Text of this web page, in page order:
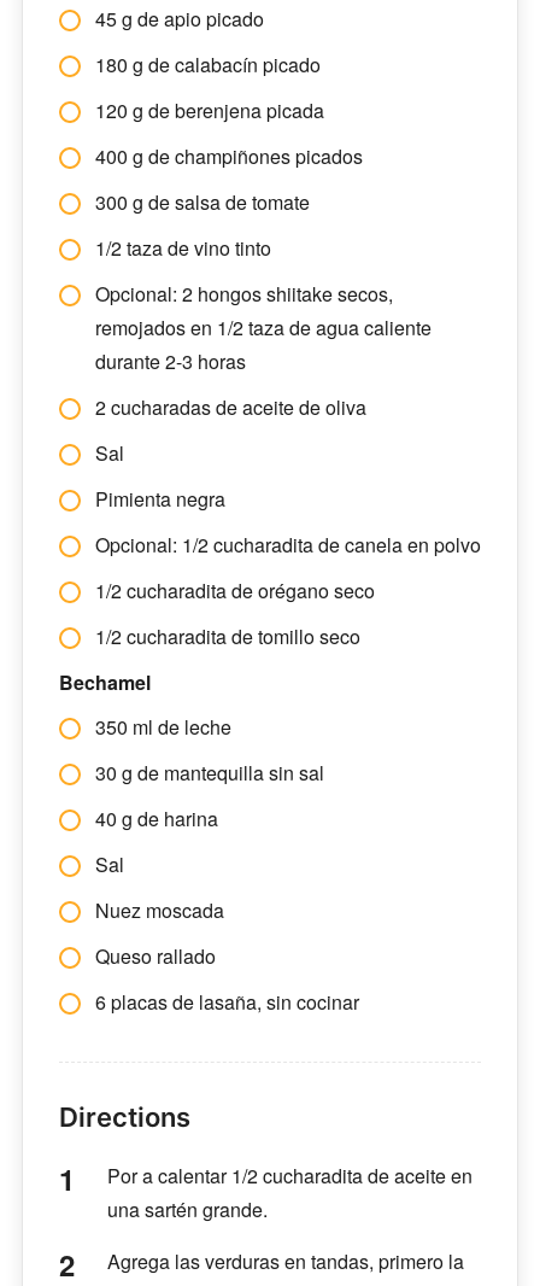
45 g de apio picado
180 g de calabacín picado
120 g de berenjena picada
400 g de champiñones picados
300 g de salsa de tomate
1/2 taza de vino tinto
Opcional: 2 hongos shiitake secos,
remojados en 1/2 taza de agua caliente
durante 2-3 horas
2 cucharadas de aceite de oliva
Sal
Pimienta negra
Opcional: 1/2 cucharadita de canela en polvo
1/2 cucharadita de orégano seco
1/2 cucharadita de tomillo seco
Bechamel
350 ml de leche
30 g de mantequilla sin sal
40 g de harina
Sal
Nuez moscada
Queso rallado
6 placas de lasaña, sin cocinar
Directions
Por a calentar 1/2 cucharadita de aceite en
una sartén grande.
Agrega las verduras en tandas, primero la